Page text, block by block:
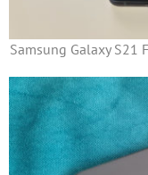
Samsung Galaxy S21